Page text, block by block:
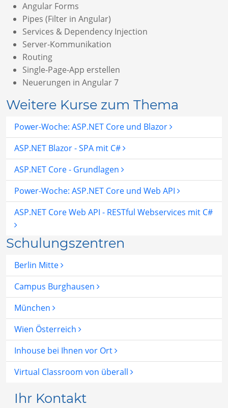
Angular Forms
Pipes (Filter in Angular)
Services & Dependency Injection
Server-Kommunikation
Routing
Single-Page-App erstellen
Neuerungen in Angular 7
Weitere Kurse zum Thema
Power-Woche: ASP.NET Core und Blazor
ASP.NET Blazor - SPA mit C#
ASP.NET Core - Grundlagen
Power-Woche: ASP.NET Core und Web API
ASP.NET Core Web API - RESTful Webservices mit C#
Schulungszentren
Berlin Mitte
Campus Burghausen
München
Wien Österreich
Inhouse bei Ihnen vor Ort
Virtual Classroom von überall
Ihr Kontakt